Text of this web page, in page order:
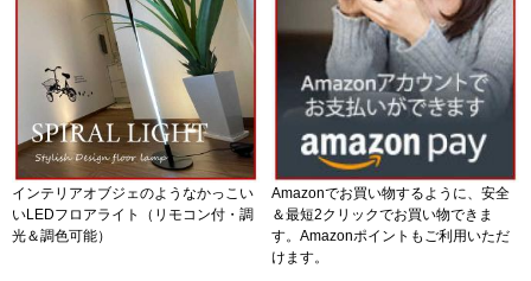
インテリアオブジェのようなかっこい
いLEDフロアライト（リモコン付・調
光＆調色可能）
Amazonでお買い物するように、安全
＆最短2クリックでお買い物できま
す。Amazonポイントもご利用いただ
けます。